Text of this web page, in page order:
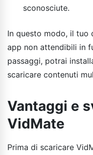
sconosciute.
In questo modo, il tuo
app non attendibili in
passaggi, potrai
scaricare contenuti
Vantaggi e
VidMate
Prima di scaricare